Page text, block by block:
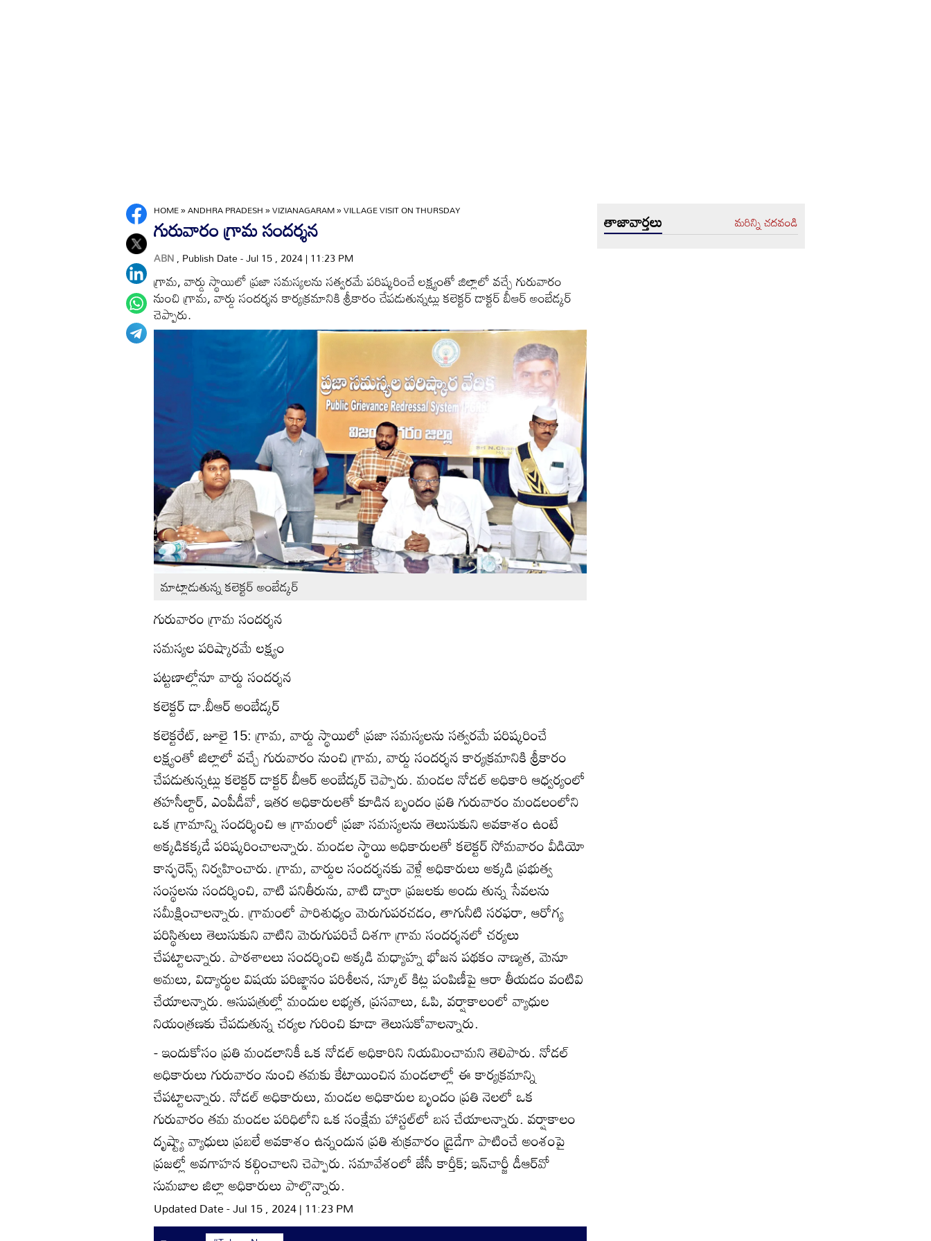
HOME»ANDHRA PRADESH»VIZIANAGARAM»VILLAGE VISIT ON THURSDAY
గురువారం గ్రామ సందర్శన
ABN, Publish Date - Jul 15 , 2024 | 11:23 PM
గ్రామ, వార్డు స్థాయిలో ప్రజా సమస్యలను సత్వరమే పరిష్కరించే లక్ష్యంతో జిల్లాలో వచ్చే గురువారం
నుంచి గ్రామ, వార్డు సందర్శన కార్యక్రమానికి శ్రీకారం చేపడుతున్నట్లు కలెక్టర్‌ డాక్టర్‌ బీఆర్‌ అంబేడ్కర్‌
చెప్పారు.
మాట్లాడుతున్న కలెక్టర్‌ అంబేడ్కర్‌
గురువారం గ్రామ సందర్శన
సమస్యల పరిష్కారమే లక్ష్యం
పట్టణాల్లోనూ వార్డు సందర్శన
కలెక్టర్‌ డా.బీఆర్‌ అంబేడ్కర్‌
కలెక్టరేట్‌, జూలై 15: గ్రామ, వార్డు స్థాయిలో ప్రజా సమస్యలను సత్వరమే పరిష్కరించే
లక్ష్యంతో జిల్లాలో వచ్చే గురువారం నుంచి గ్రామ, వార్డు సందర్శన కార్యక్రమానికి శ్రీకారం
చేపడుతున్నట్లు కలెక్టర్‌ డాక్టర్‌ బీఆర్‌ అంబేడ్కర్‌ చెప్పారు. మండల నోడల్‌ అధికారి ఆధ్వర్యంలో
తహసీల్దార్‌, ఎంపీడీవో, ఇతర అధికారులతో కూడిన బృందం ప్రతి గురువారం మండలంలోని
ఒక గ్రామాన్ని సందర్శించి ఆ గ్రామంలో ప్రజా సమస్యలను తెలుసుకుని అవకాశం ఉంటే
అక్కడికక్కడే పరిష్కరించాలన్నారు. మండల స్థాయి అధికారులతో కలెక్టర్‌ సోమవారం వీడియో
కాన్ఫరెన్స్‌ నిర్వహించారు. గ్రామ, వార్డుల సందర్శనకు వెళ్లే అధికారులు అక్కడి ప్రభుత్వ
సంస్థలను సందర్శించి, వాటి పనితీరును, వాటి ద్వారా ప్రజలకు అందు తున్న సేవలను
సమీక్షించాలన్నారు. గ్రామంలో పారిశుధ్యం మెరుగుపరచడం, తాగునీటి సరఫరా, ఆరోగ్య
పరిస్థితులు తెలుసుకుని వాటిని మెరుగుపరిచే దిశగా గ్రామ సందర్శనలో చర్యలు
చేపట్టాలన్నారు. పాఠశాలలు సందర్శించి అక్కడి మధ్యాహ్న భోజన పథకం నాణ్యత, మెనూ
అమలు, విద్యార్థుల విషయ పరిజ్ఞానం పరిశీలన, స్కూల్‌ కిట్ల పంపిణీపై ఆరా తీయడం వంటివి
చేయాలన్నారు. ఆసుపత్రుల్లో మందుల లభ్యత, ప్రసవాలు, ఓపి, వర్షాకాలంలో వ్యాధుల
నియంత్రణకు చేపడుతున్న చర్యల గురించి కూడా తెలుసుకోవాలన్నారు.
- ఇందుకోసం ప్రతి మండలానికీ ఒక నోడల్‌ అధికారిని నియమించామని తెలిపారు. నోడల్‌
అధికారులు గురువారం నుంచి తమకు కేటాయించిన మండలాల్లో ఈ కార్యక్రమాన్ని
చేపట్టాలన్నారు. నోడల్‌ అధికారులు, మండల అధికారుల బృందం ప్రతి నెలలో ఒక
గురువారం తమ మండల పరిధిలోని ఒక సంక్షేమ హాస్టల్‌లో బస చేయాలన్నారు. వర్షాకాలం
దృష్ట్యా వ్యాధులు ప్రబలే అవకాశం ఉన్నందున ప్రతి శుక్రవారం డ్రైడేగా పాటించే అంశంపై
ప్రజల్లో అవగాహన కల్గించాలని చెప్పారు. సమావేశంలో జేసీ కార్తీక్‌; ఇన్‌చార్జీ డీఆర్‌వో
సుమబాల జిల్లా అధికారులు పాల్గొన్నారు.
Updated Date - Jul 15 , 2024 | 11:23 PM
తాజావార్తలు మరిన్ని చదవండి